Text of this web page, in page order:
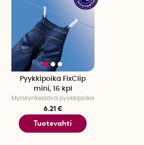
Pyykkipoika FixClip
mini, 16 kpl
Myrskynkestävä pyykkipoika
6.21 €
Tuotevahti